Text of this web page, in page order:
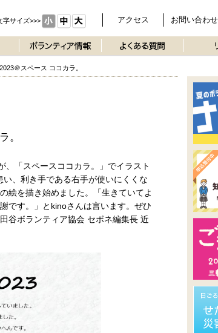
お問い合わせ
アクセス
字サイズ>>>
＠スペース ココカラ。
。
「スペースココカラ。」でイラスト
、利き手である右手が使いにくくな
絵を描き始めました。「生きていてよ
です。」とkinoさんは言います。ぜひ
谷ボランティア協会 セボネ編集長 近